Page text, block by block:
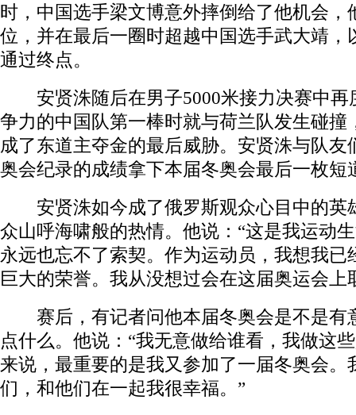
时，中国选手梁文博意外摔倒给了他机会，
位，并在最后一圈时超越中国选手武大靖，
通过终点。
安贤洙随后在男子5000米接力决赛中再
争力的中国队第一棒时就与荷兰队发生碰撞
成了东道主夺金的最后威胁。安贤洙与队友
奥会纪录的成绩拿下本届冬奥会最后一枚短
安贤洙如今成了俄罗斯观众心目中的英
众山呼海啸般的热情。他说：“这是我运动
永远也忘不了索契。作为运动员，我想我已
巨大的荣誉。我从没想过会在这届奥运会上
赛后，有记者问他本届冬奥会是不是有
点什么。他说：“我无意做给谁看，我做这
来说，最重要的是我又参加了一届冬奥会。
们，和他们在一起我很幸福。”